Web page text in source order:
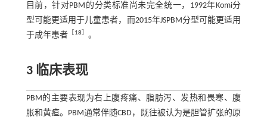
目前，针对PBM的分类标准尚未完全统一，1992年Komi分
型可能更适用于儿童患者，而2015年JSPBM分型可能更适用
于成年患者［18］ 。
3 临床表现
PBM的主要表现为右上腹疼痛、脂肪泻、发热和畏寒、腹
胀和黄疸。PBM通常伴随CBD，既往被认为是胆管扩张的原